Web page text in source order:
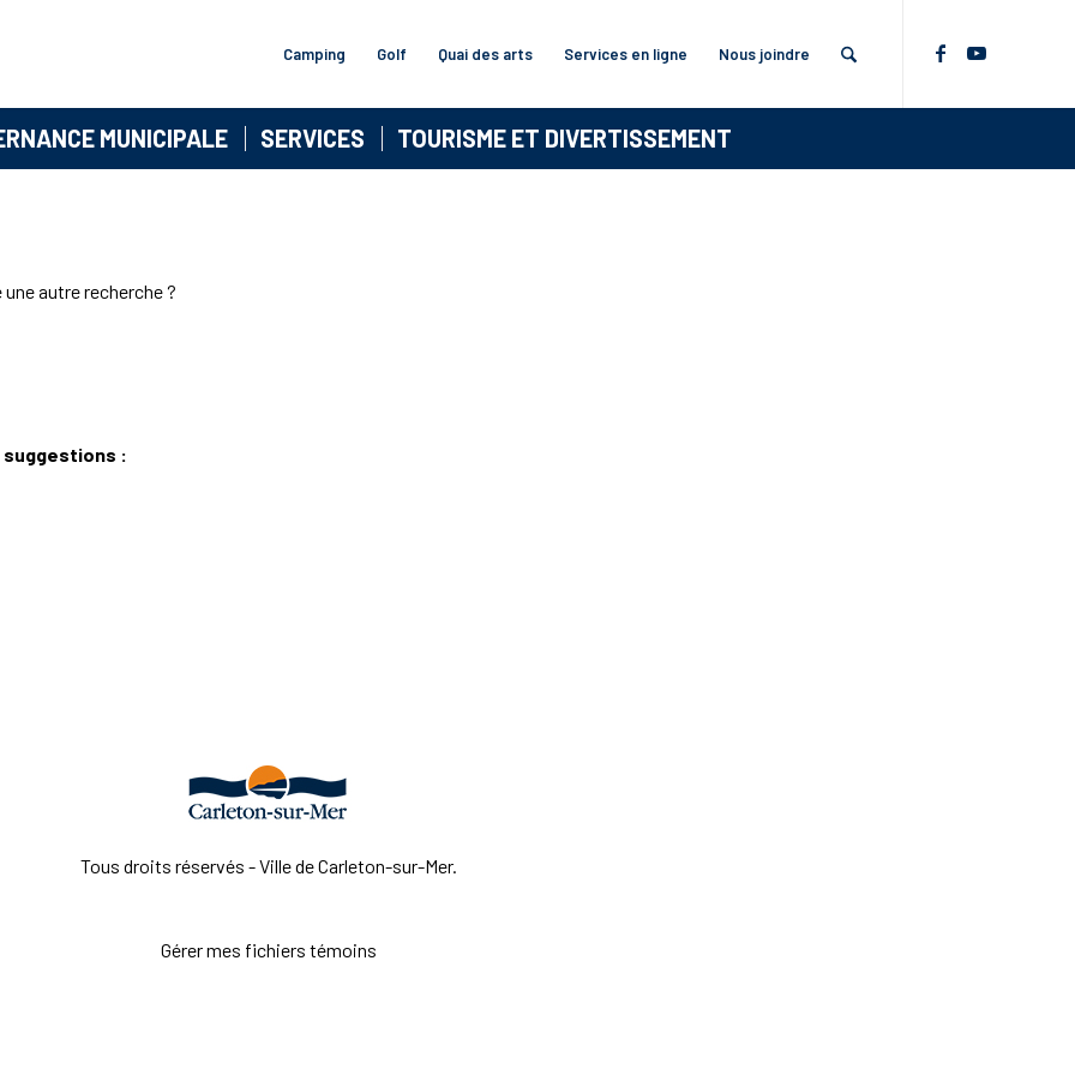
Camping Golf Quai des arts Services en ligne Nous joindre
MUNICIPALE SERVICES TOURISME ET DIVERTISSEMENT
autre recherche ?
suggestions :
Tous droits réservés - Ville de Carleton-sur-Mer.
Gérer mes fichiers témoins